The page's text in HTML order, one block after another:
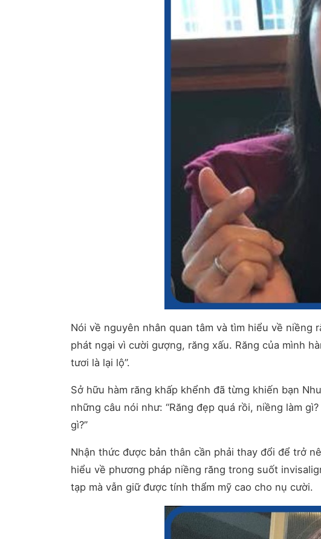
Nói về nguyên nhân quan tâm và tìm hiểu về niềng
phát ngại vì cười gượng, răng xấu. Răng của mình
tươi là lại lộ”.
Sở hữu hàm răng khấp khểnh đã từng khiến bạn
những câu nói như: “Răng đẹp quá rồi, niềng làm
gì?”
Nhận thức được bản thân cần phải thay đổi để trở
hiểu về phương pháp niềng răng trong suốt
tạp mà vẫn giữ được tính thẩm mỹ cao cho nụ cười.